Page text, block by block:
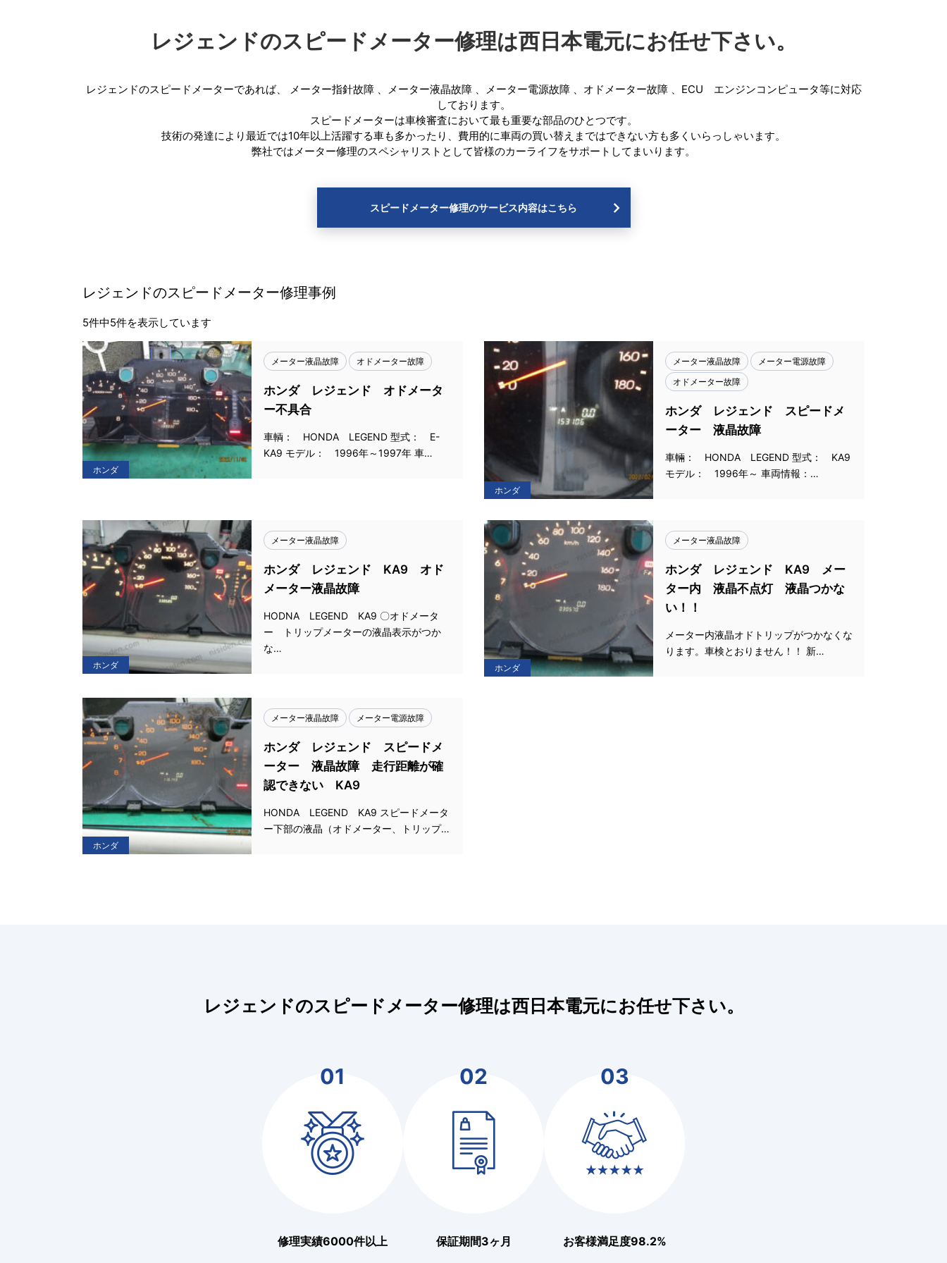
レジェンドのスピードメーター修理は西日本電元にお任せ下さい。
レジェンドのスピードメーターであれば、 メーター指針故障、 メーター液晶故障、 メーター電源故障、 オドメーター故障、 ECU エンジンコンピュータ等に対応
しております。
スピードメーターは車検審査において最も重要な部品のひとつです。
技術の発達により最近では10年以上活躍する車も多かったり、費用的に車両の買い替えまではできない方も多くいらっしゃいます。
弊社ではメーター修理のスペシャリストとして皆様のカーライフをサポートしてまいります。
スピードメーター修理のサービス内容はこちら
レジェンドのスピードメーター修理事例
5件中5件を表示しています
ホンダ
メーター液晶故障 オドメーター故障
ホンダ レジェンド オドメータ
ー不具合
車輌： HONDA LEGEND 型式： E-
KA9 モデル： 1996年～1997年 車…
ホンダ
メーター液晶故障
メーター電源故障
オドメーター故障
ホンダ レジェンド スピードメ
ーター 液晶故障
車輛： HONDA LEGEND 型式： KA9
モデル： 1996年～ 車両情報：…
ホンダ
メーター液晶故障
ホンダ レジェンド KA9 オド
メーター液晶故障
HODNA LEGEND KA9 〇オドメータ
ー トリップメーターの液晶表示がつか
な…
ホンダ
メーター液晶故障
ホンダ レジェンド KA9 メー
ター内 液晶不点灯 液晶つかな
い！！
メーター内液晶オドトリップがつかなくな
ります。車検とおりません！！ 新…
ホンダ
メーター液晶故障 メーター電源故障
ホンダ レジェンド スピードメ
ーター 液晶故障 走行距離が確
認できない KA9
HONDA LEGEND KA9 スピードメータ
ー下部の液晶（オドメーター、トリップ…
レジェンドのスピードメーター修理は西日本電元にお任せ下さい。
01
修理実績6000件以上
02
保証期間3ヶ月
03
お客様満足度98.2%